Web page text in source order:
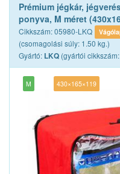
Prémium jégkár,
ponyva, M méret
Cikkszám: 05980-LKQ
(csomagolási súly: 1.50 kg.)
Gyártó: LKQ (gyártói
M 430×165×119